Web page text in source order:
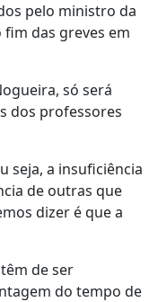
pelo ministro da
fim das greves em
só será
dos professores
seja, a insuficiência
de outras que
dizer é que a
de ser
do tempo de